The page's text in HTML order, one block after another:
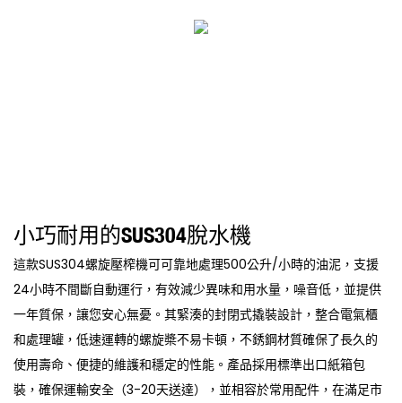
小巧耐用的SUS304脫水機
這款SUS304螺旋壓榨機可可靠地處理500公升/小時的油泥，支援
24小時不間斷自動運行，有效減少異味和用水量，噪音低，並提供
一年質保，讓您安心無憂。其緊湊的封閉式撬裝設計，整合電氣櫃
和處理罐，低速運轉的螺旋槳不易卡頓，不銹鋼材質確保了長久的
使用壽命、便捷的維護和穩定的性能。產品採用標準出口紙箱包
裝，確保運輸安全（3-20天送達），並相容於常用配件，在滿足市